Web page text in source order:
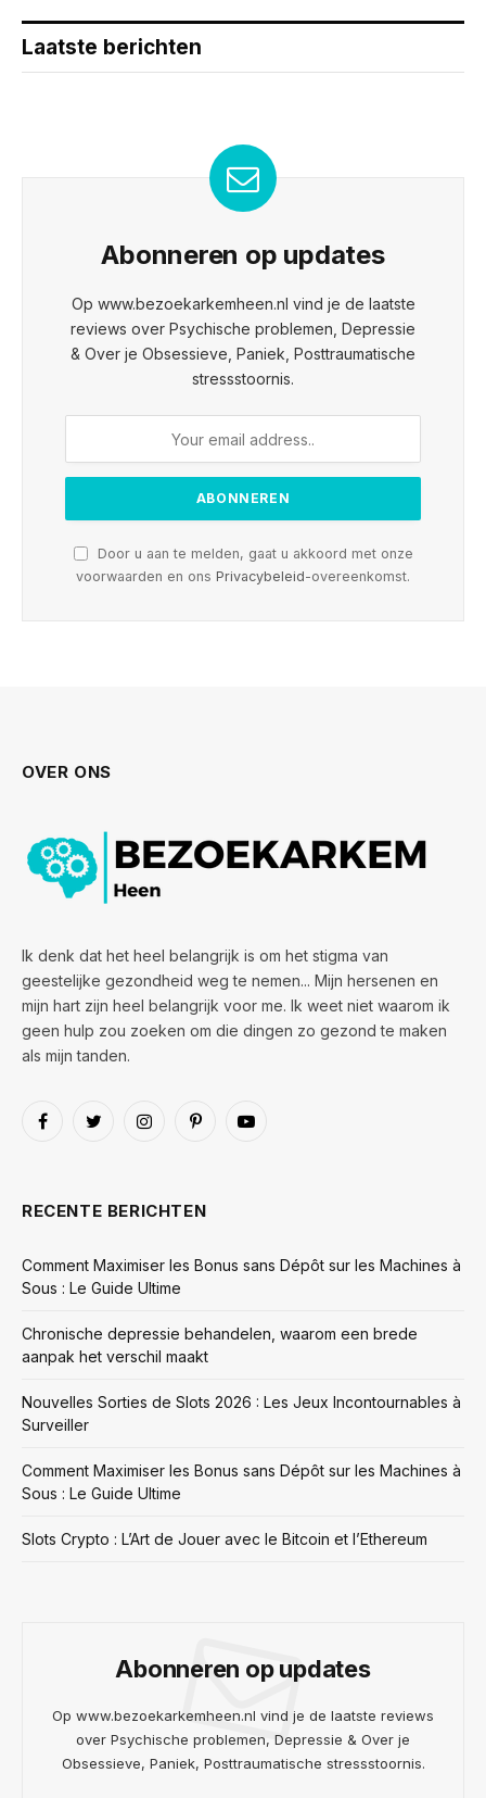
Laatste berichten
Abonneren op updates
Op www.bezoekarkemheen.nl vind je de laatste
reviews over Psychische problemen, Depressie
& Over je Obsessieve, Paniek, Posttraumatische
stressstoornis.
Door u aan te melden, gaat u akkoord met onze
voorwaarden en ons Privacybeleid-overeenkomst.
OVER ONS
Ik denk dat het heel belangrijk is om het stigma van
geestelijke gezondheid weg te nemen... Mijn hersenen en
mijn hart zijn heel belangrijk voor me. Ik weet niet waarom ik
geen hulp zou zoeken om die dingen zo gezond te maken
als mijn tanden.
FacebookTwitterInstagramPinterestYouTube
RECENTE BERICHTEN
Comment Maximiser les Bonus sans Dépôt sur les Machines à
Sous : Le Guide Ultime
Chronische depressie behandelen, waarom een brede
aanpak het verschil maakt
Nouvelles Sorties de Slots 2026 : Les Jeux Incontournables à
Surveiller
Comment Maximiser les Bonus sans Dépôt sur les Machines à
Sous : Le Guide Ultime
Slots Crypto : L’Art de Jouer avec le Bitcoin et l’Ethereum
Abonneren op updates
Op www.bezoekarkemheen.nl vind je de laatste reviews
over Psychische problemen, Depressie & Over je
Obsessieve, Paniek, Posttraumatische stressstoornis.